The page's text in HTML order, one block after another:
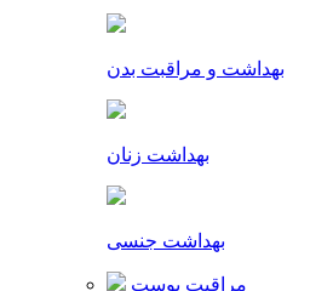
بهداشت و مراقبت بدن
بهداشت زنان
بهداشت جنسی
مراقبت پوست